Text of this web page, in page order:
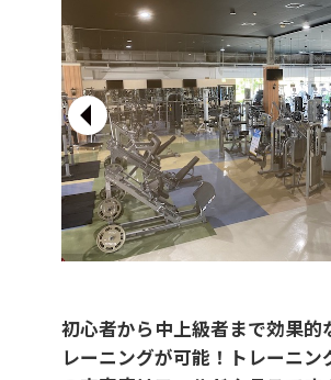
初心者から中上級者まで効果的
レーニングが可能！トレーニン